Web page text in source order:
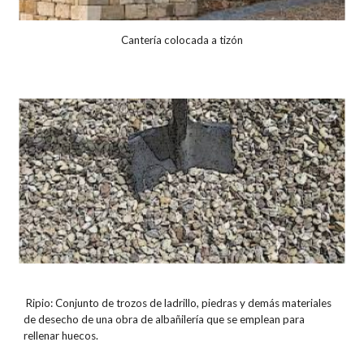
Cantería colocada a tizón
Ripio: Conjunto de trozos de ladrillo, piedras y demás materiales
de desecho de una obra de albañilería que se emplean para
rellenar huecos.